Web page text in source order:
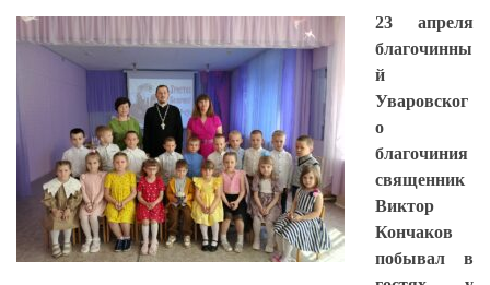
23 апреля
благочинны
й
Уваровског
о
благочиния
священник
Виктор
Кончаков
побывал в